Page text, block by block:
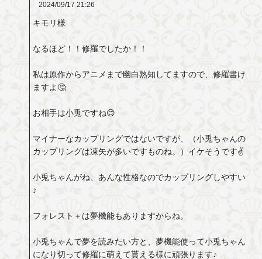
2024/09/17 21:26
キモリ様
なるほど！！修羅でしたか！！
私は原作からアニメまで幽白熟知してますので、修羅書け
ますよ🤔
お相手は小兎ですね😊
マイナーなカップリングではないですが、（小兎ちゃんの
カップリングは凍矢が多いですものね。）イケそうです✌️
小兎ちゃんがね、あんな性格なのでカップリングしやすい
♪
フォレスト＋は夢機能もありますからね。
小兎ちゃんで夢を読みたい方と、夢機能使って小兎ちゃん
になり切って修羅に萌えて貰える様に頑張ります♪